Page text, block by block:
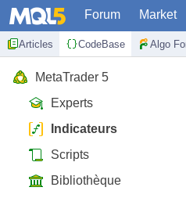
Forum Market
Articles CodeBase Algo
MetaTrader 5
Experts
Indicateurs
Scripts
Bibliothèque